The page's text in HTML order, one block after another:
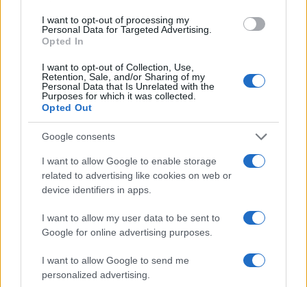
I want to opt-out of processing my
Personal Data for Targeted Advertising.
Opted In
I want to opt-out of Collection, Use,
Retention, Sale, and/or Sharing of my
Personal Data that Is Unrelated with the
Purposes for which it was collected.
Opted Out
Google consents
I want to allow Google to enable storage
related to advertising like cookies on web or
device identifiers in apps.
I want to allow my user data to be sent to
Google for online advertising purposes.
I want to allow Google to send me
personalized advertising.
In conclusione, Milano rappresenta un mercato
immobiliare dinamico e in continua evoluzione, con
Con una pianificazione strategica e una
conoscenza approfondita delle tendenze del
mercato, gli investitori possono trovare occasioni
profittevoli che garantiranno ritorni interessanti nel
tempo. E tu, sei pronto a scoprire cosa il mercato
immobiliare milanese ha da offrirti?
AUTORE
AiAdhubMedia